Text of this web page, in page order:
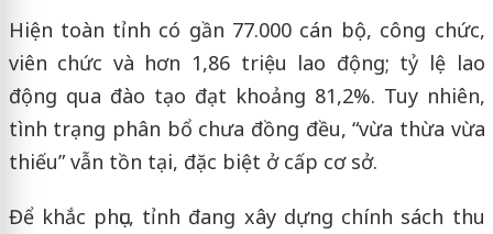
Hiện toàn tỉnh có gần 77.000 cán bộ, công chức,
viên chức và hơn 1,86 triệu lao động; tỷ lệ lao
động qua đào tạo đạt khoảng 81,2%. Tuy nhiên,
tình trạng phân bổ chưa đồng đều, “vừa thừa vừa
thiếu” vẫn tồn tại, đặc biệt ở cấp cơ sở.
Để khắc phục, tỉnh đang xây dựng chính sách thu